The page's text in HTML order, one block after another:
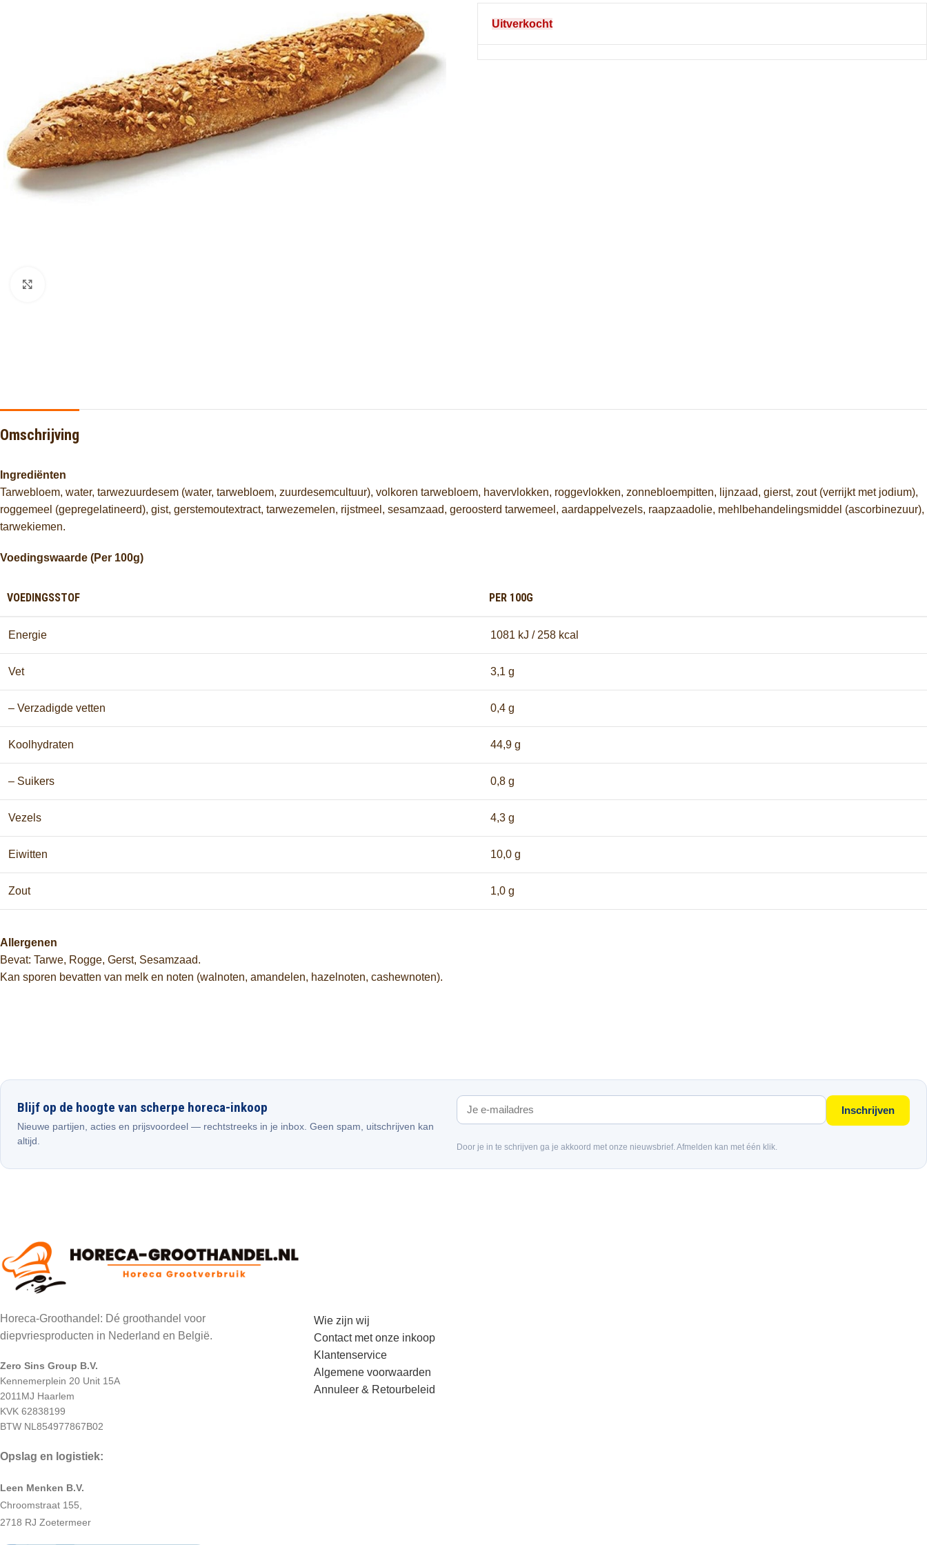
Uitverkocht
Omschrijving
Ingrediënten
Tarwebloem, water, tarwezuurdesem (water, tarwebloem, zuurdesemcultuur), volkoren tarwebloem, havervlokken, roggevlokken, zonnebloempitten, lijnzaad, gierst, zout (verrijkt met jodium),
roggemeel (gepregelatineerd), gist, gerstemoutextract, tarwezemelen, rijstmeel, sesamzaad, geroosterd tarwemeel, aardappelvezels, raapzaadolie, mehlbehandelingsmiddel (ascorbinezuur),
tarwekiemen.
Voedingswaarde (Per 100g)
VOEDINGSSTOF PER 100G
Energie 1081 kJ / 258 kcal
Vet 3,1 g
– Verzadigde vetten 0,4 g
Koolhydraten 44,9 g
– Suikers 0,8 g
Vezels 4,3 g
Eiwitten 10,0 g
Zout 1,0 g
Allergenen
Bevat: Tarwe, Rogge, Gerst, Sesamzaad.
Kan sporen bevatten van melk en noten (walnoten, amandelen, hazelnoten, cashewnoten).
Blijf op de hoogte van scherpe horeca-inkoop
Nieuwe partijen, acties en prijsvoordeel — rechtstreeks in je inbox. Geen spam, uitschrijven kan
altijd.
Inschrijven
Door je in te schrijven ga je akkoord met onze nieuwsbrief. Afmelden kan met één klik.
Horeca-Groothandel: Dé groothandel voor
diepvriesproducten in Nederland en België.
Zero Sins Group B.V.
Kennemerplein 20 Unit 15A
2011MJ Haarlem
KVK 62838199
BTW NL854977867B02
Opslag en logistiek:
Leen Menken B.V.
Chroomstraat 155,
2718 RJ Zoetermeer
Wie zijn wij
Contact met onze inkoop
Klantenservice
Algemene voorwaarden
Annuleer & Retourbeleid